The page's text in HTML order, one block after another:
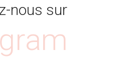
nous sur